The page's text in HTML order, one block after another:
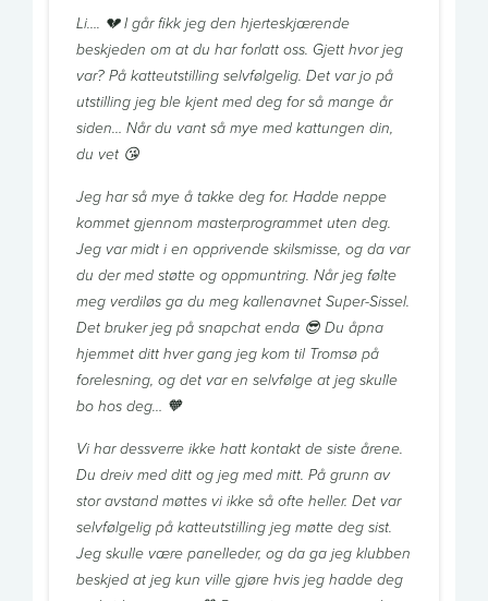
Li…. 💔 I går fikk jeg den hjerteskjærende
beskjeden om at du har forlatt oss. Gjett hvor jeg
var? På katteutstilling selvfølgelig. Det var jo på
utstilling jeg ble kjent med deg for så mange år
siden… Når du vant så mye med kattungen din,
du vet 😘
Jeg har så mye å takke deg for. Hadde neppe
kommet gjennom masterprogrammet uten deg.
Jeg var midt i en opprivende skilsmisse, og da var
du der med støtte og oppmuntring. Når jeg følte
meg verdiløs ga du meg kallenavnet Super-Sissel.
Det bruker jeg på snapchat enda 😎 Du åpna
hjemmet ditt hver gang jeg kom til Tromsø på
forelesning, og det var en selvfølge at jeg skulle
bo hos deg… 🧡
Vi har dessverre ikke hatt kontakt de siste årene.
Du dreiv med ditt og jeg med mitt. På grunn av
stor avstand møttes vi ikke så ofte heller. Det var
selvfølgelig på katteutstilling jeg møtte deg sist.
Jeg skulle være panelleder, og da ga jeg klubben
beskjed at jeg kun ville gjøre hvis jeg hadde deg